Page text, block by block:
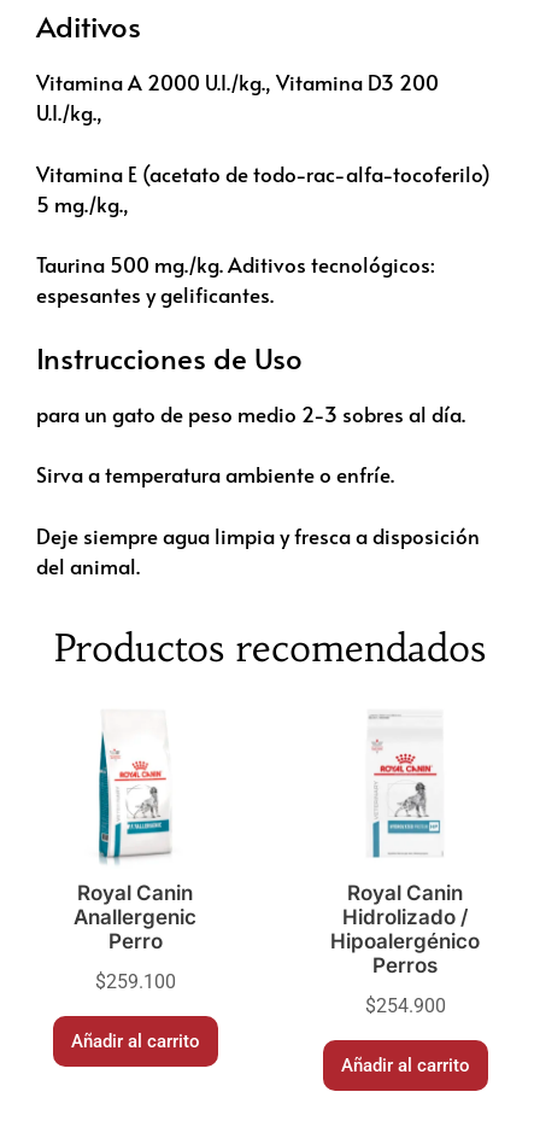
Aditivos
Vitamina A 2000 U.I./kg., Vitamina D3 200
U.I./kg.,
Vitamina E (acetato de todo-rac-alfa-tocoferilo)
5 mg./kg.,
Taurina 500 mg./kg. Aditivos tecnológicos:
espesantes y gelificantes.
Instrucciones de Uso
para un gato de peso medio 2-3 sobres al día.
Sirva a temperatura ambiente o enfríe.
Deje siempre agua limpia y fresca a disposición
del animal.
Productos recomendados
Royal Canin
Anallergenic
Perro
$259.100
Añadir al carrito
Royal Canin
Hidrolizado /
Hipoalergénico
Perros
$254.900
Añadir al carrito